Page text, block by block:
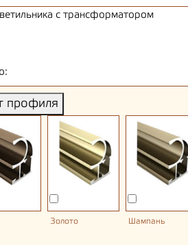
с трансформатором
профиля
Золото Шампань